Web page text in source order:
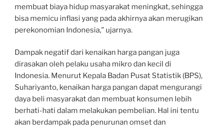
membuat biaya hidup masyarakat meningkat, sehingga
bisa memicu inflasi yang pada akhirnya akan merugikan
perekonomian Indonesia,” ujarnya.
Dampak negatif dari kenaikan harga pangan juga
dirasakan oleh pelaku usaha mikro dan kecil di
Indonesia. Menurut Kepala Badan Pusat Statistik (BPS),
Suhariyanto, kenaikan harga pangan dapat mengurangi
daya beli masyarakat dan membuat konsumen lebih
berhati-hati dalam melakukan pembelian. Hal ini tentu
akan berdampak pada penurunan omset dan